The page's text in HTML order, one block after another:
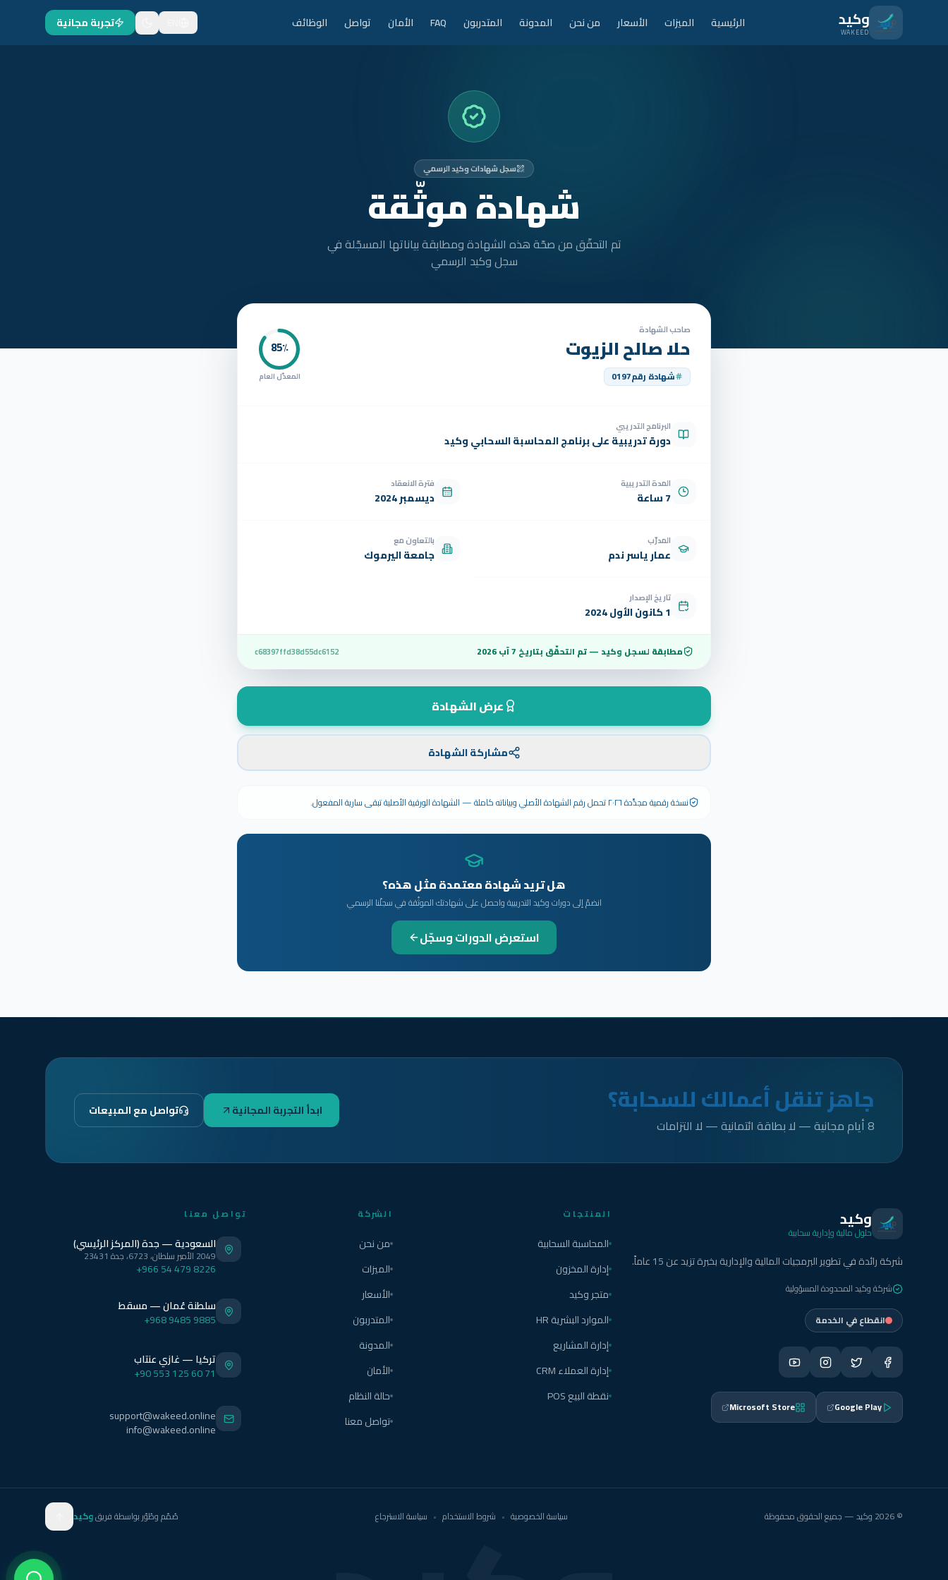
انتقل للمحتوى الرئيسيوكيد
WAKEED الرئيسية الميزات الأسعار من نحن المدونة المتدربون FAQ الأمان تواصل الوظائف تجربة مجانية
سجل شهادات وكيد الرسمي
شهادة موثّقة
تم التحقّق من صحّة هذه الشهادة ومطابقة بياناتها المسجّلة في
سجل وكيد الرسمي
صاحب الشهادة
حلا صالح الزيوت
شهادة رقم0197
85٪
المعدّل العام
البرنامج التدريبي
دورة تدريبية على برنامج المحاسبة السحابي وكيد
المدة التدريبية
7 ساعة
فترة الانعقاد
ديسمبر 2024
المدرّب
عمار ياسر ندم
بالتعاون مع
جامعة اليرموك
تاريخ الإصدار
1 كانون الأول 2024
مطابقة لسجل وكيد — تم التحقّق بتاريخ 7 آب 2026 c68397ffd38d55dc6152
عرض الشهادة
مشاركة الشهادة
نسخة رقمية مجدَّدة ٢٠٢٦ تحمل رقم الشهادة الأصلي وبياناته كاملة — الشهادة الورقية الأصلية تبقى سارية المفعول.
هل تريد شهادة معتمدة مثل هذه؟
انضمّ إلى دورات وكيد التدريبية واحصل على شهادتك الموثّقة في سجلّنا الرسمي
استعرض الدورات وسجّل
جاهز تنقل أعمالك للسحابة؟
8 أيام مجانية — لا بطاقة ائتمانية — لا التزامات
ابدأ التجربة المجانية تواصل مع المبيعات
وكيد
حلول مالية وإدارية سحابية
شركة رائدة في تطوير البرمجيات المالية والإدارية بخبرة تزيد عن 15 عاماً.
شركة وكيد المحدودة المسؤولية
انقطاع في الخدمة
Google Play
Microsoft Store
المنتجات
المحاسبة السحابية
إدارة المخزون
متجر وكيد
الموارد البشرية HR
إدارة المشاريع
إدارة العملاء CRM
نقطة البيع POS
الشركة
من نحن
الميزات
الأسعار
المتدربون
المدونة
الأمان
حالة النظام
تواصل معنا
تواصل معنا
السعودية — جدة (المركز الرئيسي)
2049 الأمير سلطان، 6723، جدة 23431
+966 54 479 8226
سلطنة عُمان — مسقط
+968 9485 9885
تركيا — غازي عنتاب
+90 553 125 60 71
support@wakeed.online
info@wakeed.online
© 2026 وكيد — جميع الحقوق محفوظة سياسة الخصوصية • شروط الاستخدام • سياسة الاسترجاع صُمّم وطُوّر بواسطة فريقوكيد